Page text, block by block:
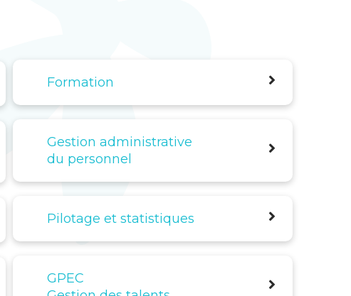
Formation
Gestion administrative
du personnel
Pilotage et statistiques
GPEC